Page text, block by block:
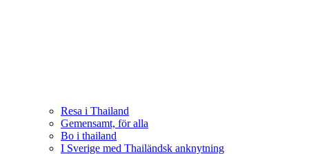
Resa i Thailand
Gemensamt, för alla
Bo i thailand
I Sverige med Thailändsk anknytning